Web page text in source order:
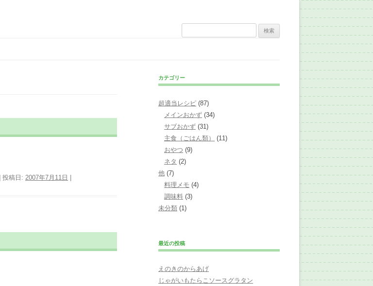
| 投稿日: 2007年7月11日
カテゴリー
超適当レシピ (87)
メインおかず (34)
サブおかず (31)
主食（ごはん類）
(11)
おやつ (9)
ネタ (2)
他 (7)
料理メモ (4)
調味料 (3)
未分類 (1)
最近の投稿
えのきのからあげ
じゃがいもたらこソースグラタン